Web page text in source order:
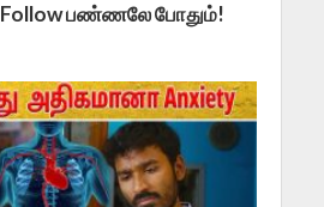
பண்ணலே போதும்!